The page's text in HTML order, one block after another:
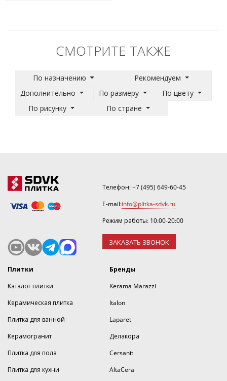
СМОТРИТЕ ТАКЖЕ
По назначению
Рекомендуем
Дополнительно
По размеру
По цвету
По рисунку
По стране
Телефон:+7 (495) 649-60-45
E-mail:info@plitka-sdvk.ru
Режим работы: 10:00-20:00
ЗАКАЗАТЬ ЗВОНОК
Плитки
Каталог плитки
Керамическая плитка
Плитка для ванной
Керамогранит
Плитка для пола
Плитка для кухни
Бренды
Kerama Marazzi
Italon
Laparet
Делакора
Cersanit
AltaCera